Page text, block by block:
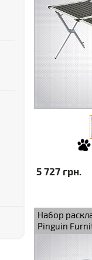
5 727 грн.
Набор
Pinguin